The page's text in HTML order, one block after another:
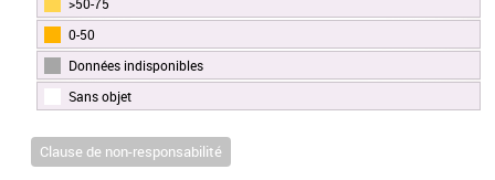
Clause de non-responsabilité
>50-75
0-50
Données indisponibles
Sans objet